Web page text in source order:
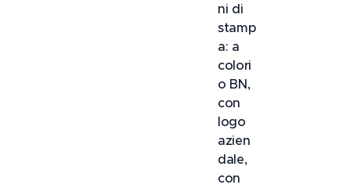
ni di
stamp
a: a
colori
o BN,
con
logo
azien
dale,
con